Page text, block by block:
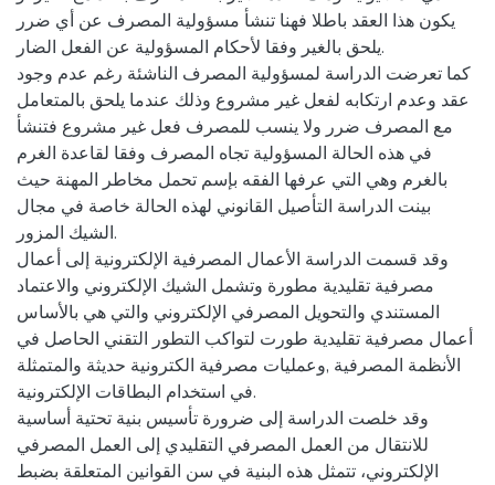
يكون هذا العقد باطلا فهنا تنشأ مسؤولية المصرف عن أي ضرر
يلحق بالغير وفقا لأحكام المسؤولية عن الفعل الضار.
كما تعرضت الدراسة لمسؤولية المصرف الناشئة رغم عدم وجود
عقد وعدم ارتكابه لفعل غير مشروع وذلك عندما يلحق بالمتعامل
مع المصرف ضرر ولا ينسب للمصرف فعل غير مشروع فتنشأ
في هذه الحالة المسؤولية تجاه المصرف وفقا لقاعدة الغرم
بالغرم وهي التي عرفها الفقه بإسم تحمل مخاطر المهنة حيث
بينت الدراسة التأصيل القانوني لهذه الحالة خاصة في مجال
الشيك المزور.
وقد قسمت الدراسة الأعمال المصرفية الإلكترونية إلى أعمال
مصرفية تقليدية مطورة وتشمل الشيك الإلكتروني والاعتماد
المستندي والتحويل المصرفي الإلكتروني والتي هي بالأساس
أعمال مصرفية تقليدية طورت لتواكب التطور التقني الحاصل في
الأنظمة المصرفية ,وعمليات مصرفية الكترونية حديثة والمتمثلة
في استخدام البطاقات الإلكترونية.
وقد خلصت الدراسة إلى ضرورة تأسيس بنية تحتية أساسية
للانتقال من العمل المصرفي التقليدي إلى العمل المصرفي
الإلكتروني، تتمثل هذه البنية في سن القوانين المتعلقة بضبط